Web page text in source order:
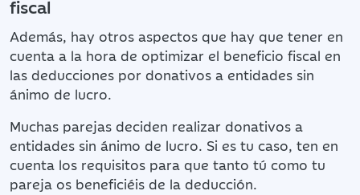
fiscal
Además, hay otros aspectos que hay que tener en
cuenta a la hora de optimizar el beneficio fiscal en
las deducciones por donativos a entidades sin
ánimo de lucro.
Muchas parejas deciden realizar donativos a
entidades sin ánimo de lucro. Si es tu caso, ten en
cuenta los requisitos para que tanto tú como tu
pareja os beneficiéis de la deducción.